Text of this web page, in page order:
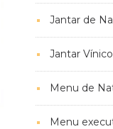
Jantar de
Jantar Vínico
Menu de
Menu